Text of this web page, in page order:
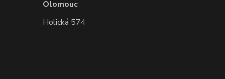
Olomouc
Holická 574